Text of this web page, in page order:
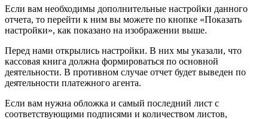
Если вам необходимы дополнительные настройки данного
отчета, то перейти к ним вы можете по кнопке «Показать
настройки», как показано на изображении выше.
Перед нами открылись настройки. В них мы указали, что
кассовая книга должна формироваться по основной
деятельности. В противном случае отчет будет выведен по
деятельности платежного агента.
Если вам нужна обложка и самый последний лист с
соответствующими подписями и количеством листов,